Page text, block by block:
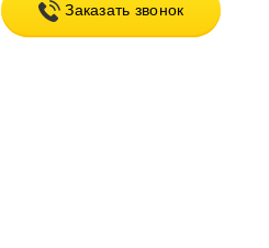
Заказать звонок